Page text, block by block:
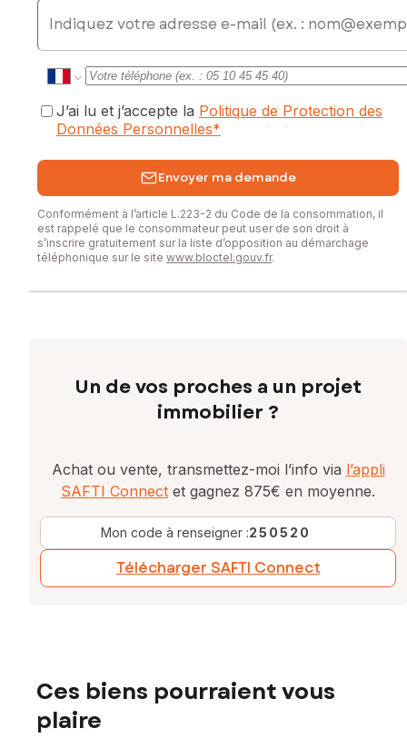
www.georisques.gouv.fr
Prix de vente : 269 731 €
Honoraires charge vendeur
Contactez votre conseiller SAFTI : Stéphane PELLETIER, Tél.
: 0607770263, E-mail : stephane.pelletier@safti.fr - EI -
numéro 419214937
E-mail
J’ai lu et j’accepte la Politique de Protection des
Données Personnelles*
Envoyer ma demande
Conformément à l’article L.223-2 du Code de la consommation, il
est rappelé que le consommateur peut user de son droit à
s’inscrire gratuitement sur la liste d’opposition au démarchage
téléphonique sur le site www.bloctel.gouv.fr.
Un de vos proches a un projet
immobilier ?
Achat ou vente, transmettez-moi l’info via l’appli
SAFTI Connect et gagnez 875€ en moyenne.
Mon code à renseigner :250520
Télécharger SAFTI Connect
Ces biens pourraient vous
plaire